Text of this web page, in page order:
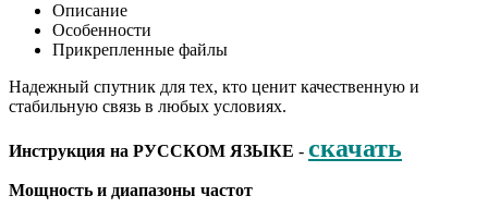
Описание
Особенности
Прикрепленные файлы
Надежный спутник для тех, кто ценит качественную и
стабильную связь в любых условиях.
Инструкция на РУССКОМ ЯЗЫКЕ - скачать
Мощность и диапазоны частот